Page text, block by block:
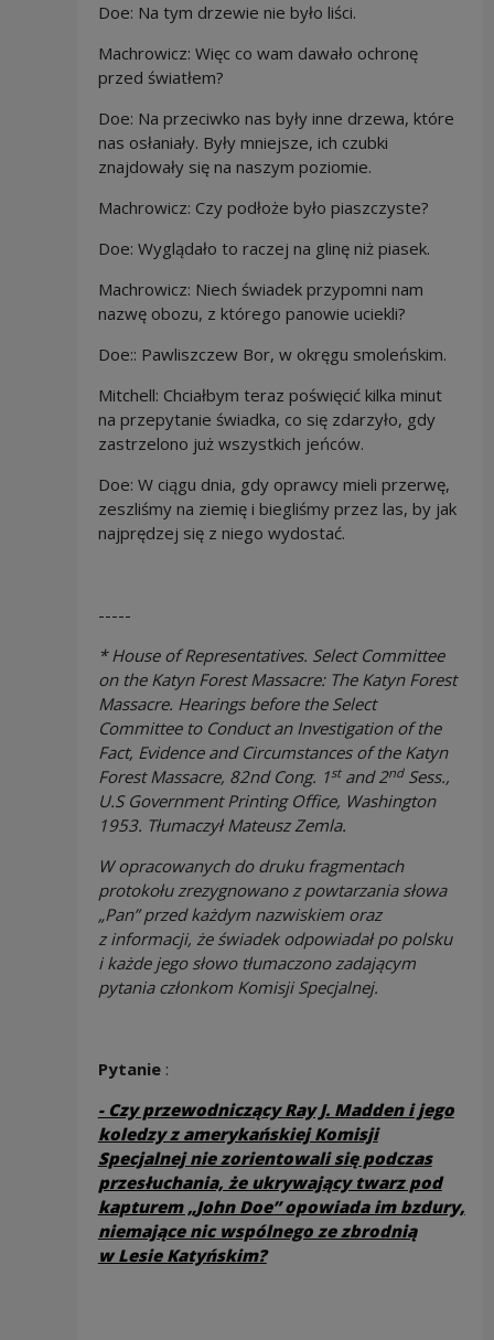
Doe: Na tym drzewie nie było liści.
Machrowicz: Więc co wam dawało ochronę
przed światłem?
Doe: Na przeciwko nas były inne drzewa, które
nas osłaniały. Były mniejsze, ich czubki
znajdowały się na naszym poziomie.
Machrowicz: Czy podłoże było piaszczyste?
Doe: Wyglądało to raczej na glinę niż piasek.
Machrowicz: Niech świadek przypomni nam
nazwę obozu, z którego panowie uciekli?
Doe:: Pawliszczew Bor, w okręgu smoleńskim.
Mitchell: Chciałbym teraz poświęcić kilka minut
na przepytanie świadka, co się zdarzyło, gdy
zastrzelono już wszystkich jeńców.
Doe: W ciągu dnia, gdy oprawcy mieli przerwę,
zeszliśmy na ziemię i biegliśmy przez las, by jak
najprędzej się z niego wydostać.
-----
* House of Representatives. Select Committee
on the Katyn ForestMassacre: The Katyn Forest
Massacre. Hearings before the Select
Committee to Conduct an Investigation of the
Fact, Evidence and Circumstances of the Katyn
Forest Massacre, 82nd Cong. 1stand 2ndSess.,
U.S Government Printing Office, Washington
1953. Tłumaczył Mateusz Zemla.
W opracowanych do druku fragmentach
protokołuzrezygnowano z powtarzania słowa
„Pan” przed każdym nazwiskiem oraz
z informacji, że świadek odpowiadał po polsku
i każde jego słowo tłumaczono zadającym
pytania członkom Komisji Specjalnej.
Pytanie:
- Czy przewodniczący Ray J. Madden i jego
koledzy z amerykańskiej Komisji
Specjalnej nie zorientowali się podczas
przesłuchania, że ukrywający twarz pod
kapturem „John Doe” opowiada im bzdury,
niemające nic wspólnego ze zbrodnią
w Lesie Katyńskim?